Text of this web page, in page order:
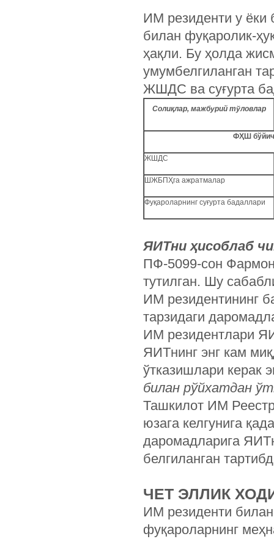
ИМ резиденти у
билан фуқаролик-
ҳақли. Бу ҳолда
умумбелгиланган
ЖШДС ва суғурта
Солиқлар, мажбурий тўловлар
ФҲШ
ЖШДС
ШЖБПҲга ажратмалар
Фуқароларнинг суғурта бадаллари
ЯИТни ҳисоблаб
ПФ-5099-сон
тутилган. Шу
ИМ резидентининг
тарзидаги
ИМ резидентлари
ЯИТнинг энг кам
ўтказишлари керак
билан рўйхатдан
Ташкилот ИМ
юзага келгунига
даромадларига
белгиланган
ЧЕТ ЭЛЛИК
ИМ резиденти
фуқароларнинг